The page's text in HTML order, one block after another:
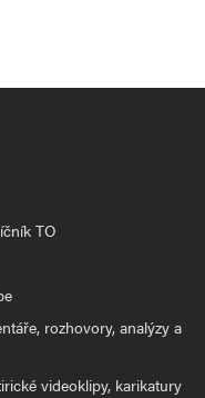
TO
rozhovory, analýzy a
videoklipy, karikatury